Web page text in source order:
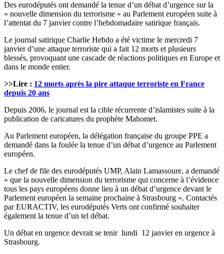
Des eurodéputés ont demandé la tenue d’un débat d’urgence sur la
« nouvelle dimension du terrorisme » au Parlement européen suite à
l’attentat du 7 janvier contre l’hebdomadaire satirique français.
Le journal satirique Charlie Hebdo a été victime le mercredi 7
janvier d’une attaque terroriste qui a fait 12 morts et plusieurs
blessés, provoquant une cascade de réactions politiques en Europe et
dans le monde entier.
>>Lire : 12 morts après la pire attaque terroriste en France
depuis 20 ans
Depuis 2006, le journal est la cible récurrente d’islamistes suite à la
publication de caricatures du prophète Mahomet.
Au Parlement européen, la délégation française du groupe PPE a
demandé dans la foulée la tenue d’un débat d’urgence au Parlement
européen.
Le chef de file des eurodéputés UMP, Alain Lamassoure, a demandé
« que la nouvelle dimension du terrorisme qui concerne à l’évidence
tous les pays européens donne lieu à un débat d’urgence devant le
Parlement européen la semaine prochaine à Strasbourg ». Contactés
par EURACTIV, les eurodéputés Verts ont confirmé souhaiter
également la tenue d’un tel débat.
Un débat en urgence devrait se tenir lundi 12 janvier en urgence à
Strasbourg.